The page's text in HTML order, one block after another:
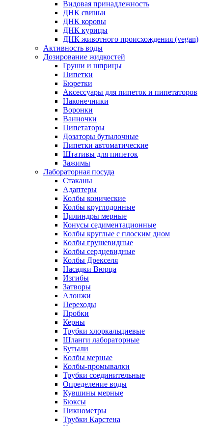
Видовая принадлежность
ДНК свиньи
ДНК коровы
ДНК курицы
ДНК животного происхождения (vegan)
Активность воды
Дозирование жидкостей
Груши и шприцы
Пипетки
Бюретки
Аксессуары для пипеток и пипетаторов
Наконечники
Воронки
Ванночки
Пипетаторы
Дозаторы бутылочные
Пипетки автоматические
Штативы для пипеток
Зажимы
Лабораторная посуда
Стаканы
Адаптеры
Колбы конические
Колбы круглодонные
Цилиндры мерные
Конусы седиментационные
Колбы круглые с плоским дном
Колбы грушевидные
Колбы сердцевидные
Колбы Дрекселя
Насадки Вюрца
Изгибы
Затворы
Алонжи
Переходы
Пробки
Керны
Трубки хлоркальциевые
Шланги лабораторные
Бутыли
Колбы мерные
Колбы-промывалки
Трубки соединительные
Определение воды
Кувшины мерные
Бюксы
Пикнометры
Трубки Карстена